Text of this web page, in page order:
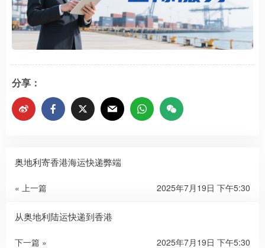
分享：
奥地利寄香港海运快递弊端
« 上一篇 2025年7月19日 下午5:30
从奥地利陆运快递到香港
下一篇 » 2025年7月19日 下午5:30